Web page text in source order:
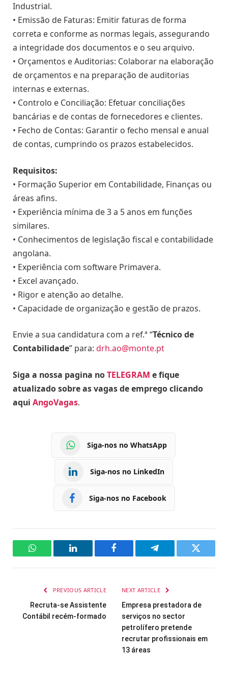
Industrial.
• Emissão de Faturas: Emitir faturas de forma
correta e conforme as normas legais, assegurando
a integridade dos documentos e o seu arquivo.
• Orçamentos e Auditorias: Colaborar na elaboração
de orçamentos e na preparação de auditorias
internas e externas.
• Controlo e Conciliação: Efetuar conciliações
bancárias e de contas de fornecedores e clientes.
• Fecho de Contas: Garantir o fecho mensal e anual
de contas, cumprindo os prazos estabelecidos.
Requisitos:
• Formação Superior em Contabilidade, Finanças ou
áreas afins.
• Experiência mínima de 3 a 5 anos em funções
similares.
• Conhecimentos de legislação fiscal e contabilidade
angolana.
• Experiência com software Primavera.
• Excel avançado.
• Rigor e atenção ao detalhe.
• Capacidade de organização e gestão de prazos.
Envie a sua candidatura com a ref.ª “Técnico de
Contabilidade” para: drh.ao@monte.pt
Siga a nossa pagina noTELEGRAM e fique
atualizado sobre as vagas de emprego clicando
aqui AngoVagas.
Siga-nos no WhatsApp
Siga-nos no LinkedIn
Siga-nos no Facebook
WhatsAppLinkedIn Facebook Telegram Twitter
PREVIOUS ARTICLE
Recruta-se Assistente
Contábil recém-formado
NEXT ARTICLE
Empresa prestadora de
serviços no sector
petrolífero pretende
recrutar profissionais em
13 áreas